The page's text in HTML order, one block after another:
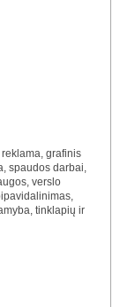
grafinis
spaudos darbai,
verslo
tinklapių ir